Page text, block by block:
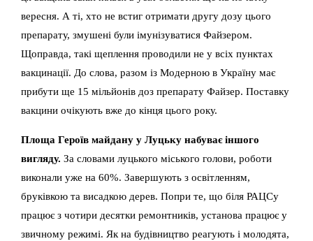
вересня. А ті, хто не встиг отримати другу дозу цього
препарату, змушені були імунізуватися Файзером.
Щоправда, такі щеплення проводили не у всіх пунктах
вакцинації. До слова, разом із Модерною в Україну має
прибути ще 15 мільйонів доз препарату Файзер. Поставку
вакцини очікують вже до кінця цього року.
Площа Героїв майдану у Луцьку набуває іншого
вигляду. За словами луцького міського голови, роботи
виконали уже на 60%. Завершують з освітленням,
бруківкою та висадкою дерев. Попри те, що біля РАЦСу
працює з чотири десятки ремонтників, установа працює у
звичному режимі. Як на будівництво реагують і молодята,